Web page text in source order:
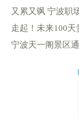
又累又飒 宁波职
走起！未来100